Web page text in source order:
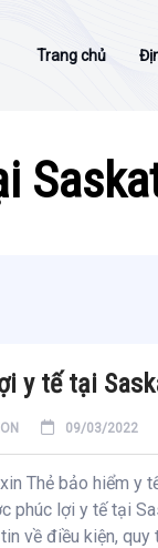
Trang chủ
y tế tại
09/03/2022
Thẻ bảo hiểm y
phúc lợi y tế tại
về điều kiện,